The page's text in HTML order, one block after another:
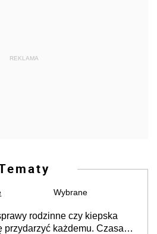
REKLAMA
Wybrane
rodzinne czy kiepska
przydarzyć każdemu. Czasami